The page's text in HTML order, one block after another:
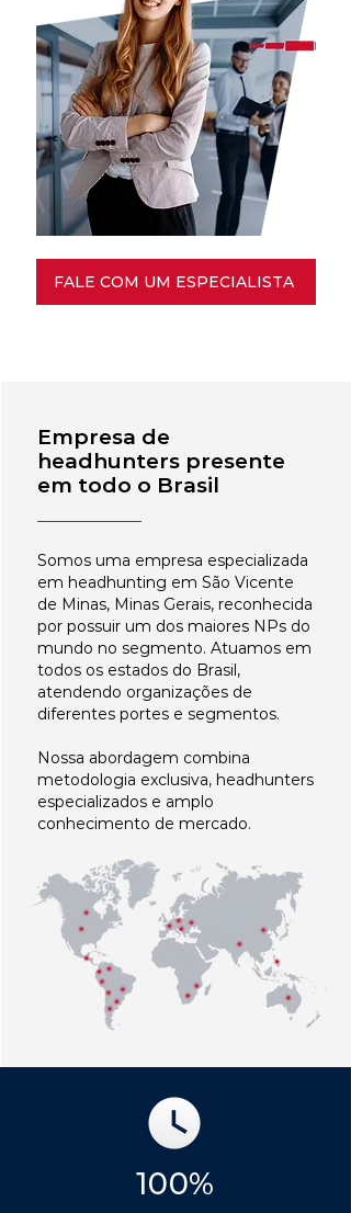
FALE COM UM ESPECIALISTA
Empresa de
headhunters presente
em todo o Brasil
Somos uma empresa especializada
em headhunting em São Vicente
de Minas, Minas Gerais, reconhecida
por possuir um dos maiores NPs do
mundo no segmento. Atuamos em
todos os estados do Brasil,
atendendo organizações de
diferentes portes e segmentos.
Nossa abordagem combina
metodologia exclusiva, headhunters
especializados e amplo
conhecimento de mercado.
100%